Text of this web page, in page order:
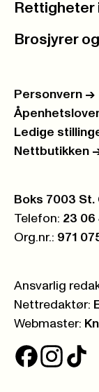
Rettigheter
Brosjyrer
Personvern ->
Ledige
Nettbutikken -
Postboks:
Boks 7003 St.
Telefon: 23 06
Org.nr.: 971
Ansvarlig
Nettredaktør:
Webmaster: